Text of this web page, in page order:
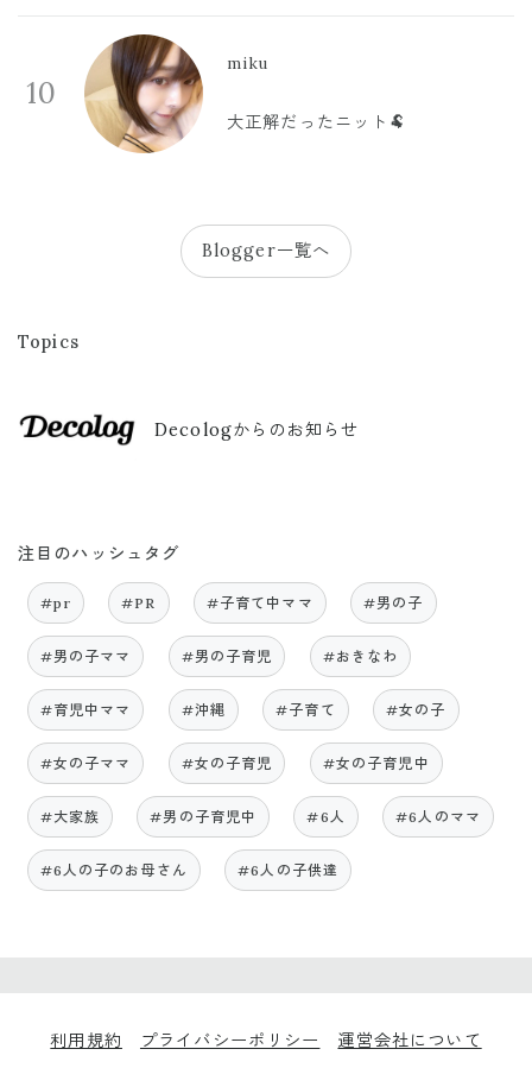
10
miku
大正解だったニット🐏
Blogger一覧へ
Topics
Decologからのお知らせ
注目のハッシュタグ
#pr #PR #子育て中ママ #男の子
#男の子ママ #男の子育児 #おきなわ
#育児中ママ #沖縄 #子育て #女の子
#女の子ママ #女の子育児 #女の子育児中
#大家族 #男の子育児中 #6人 #6人のママ
#6人の子のお母さん #6人の子供達
利用規約 プライバシーポリシー 運営会社について